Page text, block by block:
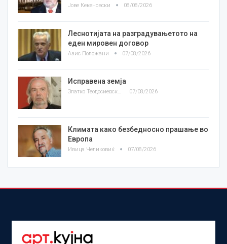
Јове Кекеновски 08/08/2026
Леснотијата на разградувањетото на
еден мировен договор
Азис Положани 07/08/2026
Исправена земја
Златко Теодосиевски 07/08/2026
Климата како безбедносно прашање во
Европа
Ивица Челиковиќ 07/08/2026